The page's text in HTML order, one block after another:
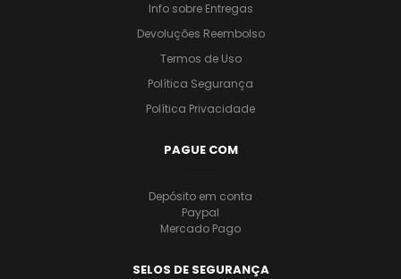
Info sobre Entregas
Devoluções Reembolso
Termos de Uso
Política Segurança
Política Privacidade
PAGUE COM
Depósito em conta
Paypal
Mercado Pago
SELOS DE SEGURANÇA